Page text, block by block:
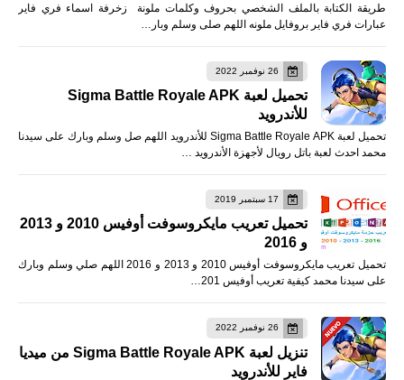
طريقة الكتابة بالملف الشخصي بحروف وكلمات ملونة زخرفة اسماء فري فاير
عبارات فري فاير بروفايل ملونه اللهم صلى وسلم وبار…
26 نوفمبر 2022
تحميل لعبة Sigma Battle Royale APK
للأندرويد
تحميل لعبة Sigma Battle Royale APK للأندرويد اللهم صل وسلم وبارك على سيدنا
محمد احدث لعبة باتل رويال لأجهزة الأندرويد …
17 سبتمبر 2019
تحميل تعريب مايكروسوفت أوفيس 2010 و 2013
و 2016
تحميل تعريب مايكروسوفت أوفيس 2010 و 2013 و 2016 اللهم صلي وسلم وبارك
على سيدنا محمد كيفية تعريب أوفيس 201…
26 نوفمبر 2022
تنزيل لعبة Sigma Battle Royale APK من ميديا
فاير للأندرويد